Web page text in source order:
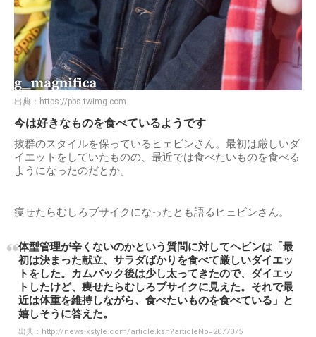
出典： https://pbs.twimg.com
今は好きなものを食べているようです
抜群のスタイルを保っているヒェビンさん。最初は厳しいダ
イエットをしていたものの、最近では食べたいものを食べる
ようになったのだとか。
痩せたらむしろブサイクになったとも語るヒェビンさん。
体型管理が辛くないのかという質問に対してヘビンは「最
初は決まった献立、サラダばかりを食べて厳しいダイエッ
トをした。カムバック後は少し太ってきたので、ダイエッ
トしたけど、痩せたらむしろブサイクに見えた。それで最
近は体重を維持しながら、食べたいものを食べている」と
嬉しそうに答えた。
出典： http://news.kstyle.com/article.ksn?articleNo=2077075